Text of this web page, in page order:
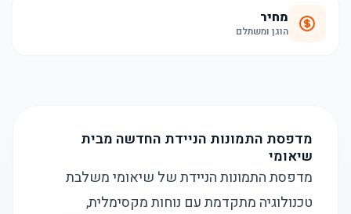
מחיר
הוגן ומשתלם
מדפסת התמונות הניידת החדשה מבית
שיאומי
מדפסת התמונות הניידת של שיאומי משלבת
טכנולוגיה מתקדמת עם נוחות מקסימלית,